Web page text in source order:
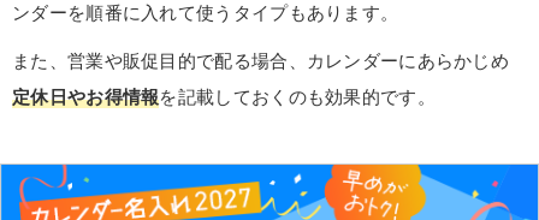
ンダーを順番に入れて使うタイプもあります。
また、営業や販促目的で配る場合、カレンダーにあらかじめ
定休日やお得情報を記載しておくのも効果的です。